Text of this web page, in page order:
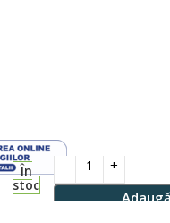
În
stoc